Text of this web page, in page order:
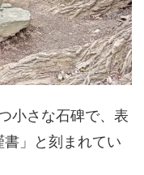
小さな石碑で、表
」と刻まれてい